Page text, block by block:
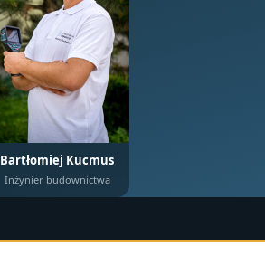
Bartłomiej Kucmus
Inżynier budownictwa